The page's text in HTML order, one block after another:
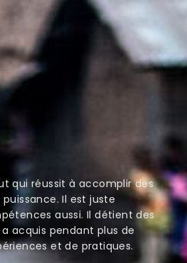
qui réussit à accomplir des
Il est juste
aussi. Il détient des
acquis pendant plus de
et de pratiques.